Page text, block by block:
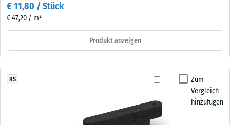
€ 11,80 / Stück
€ 47,20 / m²
Produkt anzeigen
Zum
Vergleich
hinzufügen
RS